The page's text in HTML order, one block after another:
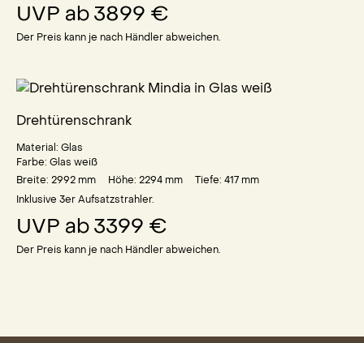
UVP ab3899 €
Der Preis kann je nach Händler abweichen.
Drehtürenschrank
Material: Glas
Farbe: Glas weiß
Breite: 2992 mm Höhe: 2294 mm Tiefe: 417 mm
Inklusive 3er Aufsatzstrahler.
UVP ab3399 €
Der Preis kann je nach Händler abweichen.